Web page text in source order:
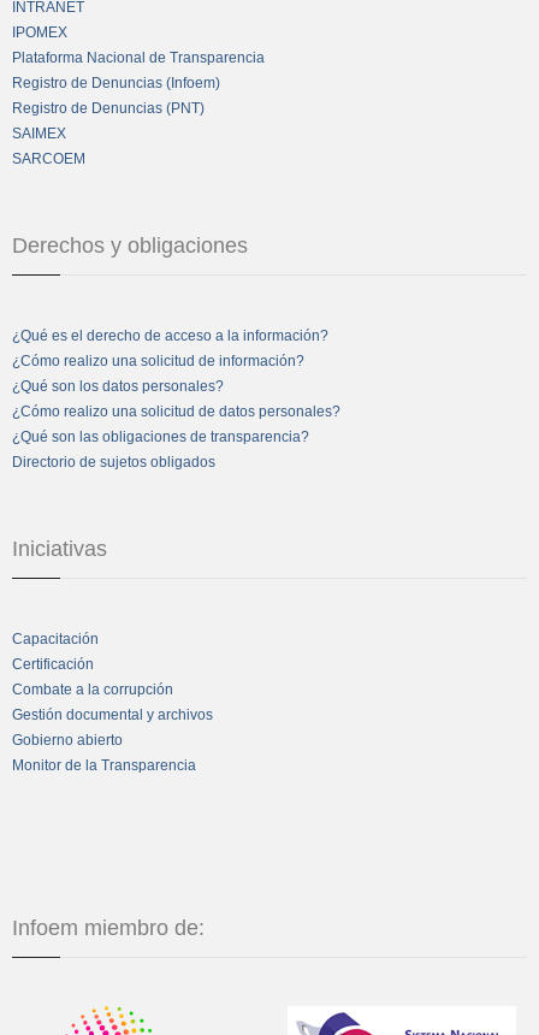
INTRANET
IPOMEX
Plataforma Nacional de Transparencia
Registro de Denuncias (Infoem)
Registro de Denuncias (PNT)
SAIMEX
SARCOEM
Derechos y obligaciones
¿Qué es el derecho de acceso a la información?
¿Cómo realizo una solicitud de información?
¿Qué son los datos personales?
¿Cómo realizo una solicitud de datos personales?
¿Qué son las obligaciones de transparencia?
Directorio de sujetos obligados
Iniciativas
Capacitación
Certificación
Combate a la corrupción
Gestión documental y archivos
Gobierno abierto
Monitor de la Transparencia
Infoem miembro de: